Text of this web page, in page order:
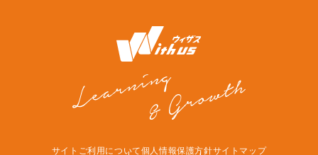
サイトご利用について個人情報保護方針サイトマップ